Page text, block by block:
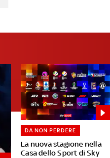
La nuova stagione nella
Casa dello Sport di Sky
DA NON PERDERE